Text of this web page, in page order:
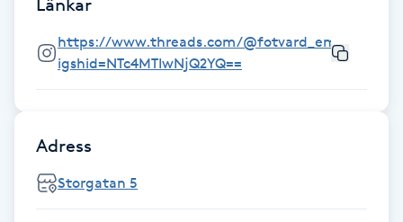
Fransrengöring
Frekvensterapi
Länkar
https://www.threads.com/@fotvard_emmaboda?
igshid=NTc4MTIwNjQ2YQ==
Adress
Storgatan 5